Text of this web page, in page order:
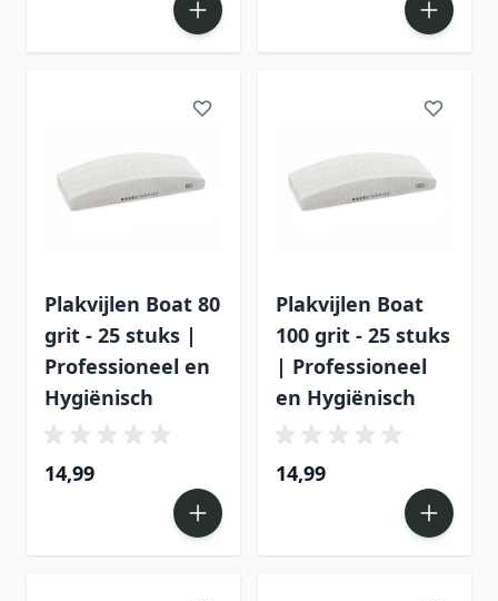
Plakvijlen Boat 80
grit - 25 stuks |
Professioneel en
Hygiënisch
14,99
Plakvijlen Boat
100 grit - 25 stuks
| Professioneel
en Hygiënisch
14,99